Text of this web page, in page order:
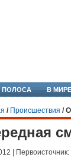
ПОЛОСА В МИРЕ
/ Происшествия /
| Первоисточник: